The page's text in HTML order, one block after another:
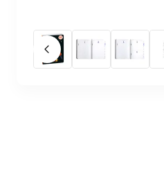
Slide précédent